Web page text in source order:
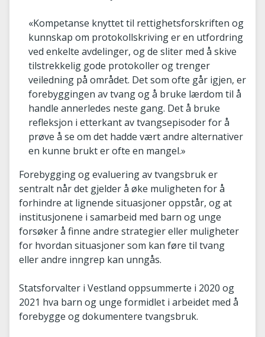
«Kompetanse knyttet til rettighetsforskriften og
kunnskap om protokollskriving er en utfordring
ved enkelte avdelinger, og de sliter med å skive
tilstrekkelig gode protokoller og trenger
veiledning på området. Det som ofte går igjen, er
forebyggingen av tvang og å bruke lærdom til å
handle annerledes neste gang. Det å bruke
refleksjon i etterkant av tvangsepisoder for å
prøve å se om det hadde vært andre alternativer
en kunne brukt er ofte en mangel.»
Forebygging og evaluering av tvangsbruk er
sentralt når det gjelder å øke muligheten for å
forhindre at lignende situasjoner oppstår, og at
institusjonene i samarbeid med barn og unge
forsøker å finne andre strategier eller muligheter
for hvordan situasjoner som kan føre til tvang
eller andre inngrep kan unngås.
Statsforvalter i Vestland oppsummerte i 2020 og
2021 hva barn og unge formidlet i arbeidet med å
forebygge og dokumentere tvangsbruk.